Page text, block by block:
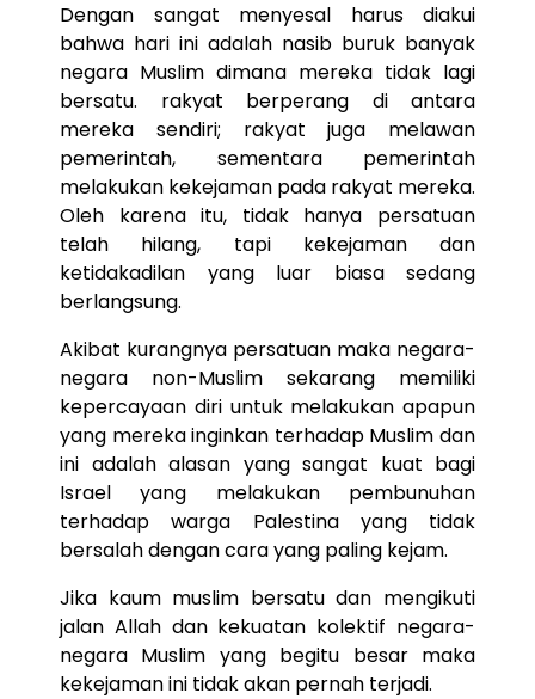
Dengan sangat menyesal harus diakui
bahwa hari ini adalah nasib buruk banyak
negara Muslim dimana mereka tidak lagi
bersatu. rakyat berperang di antara
mereka sendiri; rakyat juga melawan
pemerintah, sementara pemerintah
melakukan kekejaman pada rakyat mereka.
Oleh karena itu, tidak hanya persatuan
telah hilang, tapi kekejaman dan
ketidakadilan yang luar biasa sedang
berlangsung.
Akibat kurangnya persatuan maka negara-
negara non-Muslim sekarang memiliki
kepercayaan diri untuk melakukan apapun
yang mereka inginkan terhadap Muslim dan
ini adalah alasan yang sangat kuat bagi
Israel yang melakukan pembunuhan
terhadap warga Palestina yang tidak
bersalah dengan cara yang paling kejam.
Jika kaum muslim bersatu dan mengikuti
jalan Allah dan kekuatan kolektif negara-
negara Muslim yang begitu besar maka
kekejaman ini tidak akan pernah terjadi.